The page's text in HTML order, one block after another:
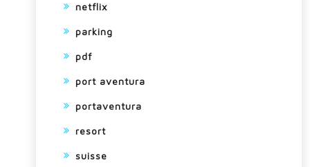
netflix
parking
pdf
port aventura
portaventura
resort
suisse